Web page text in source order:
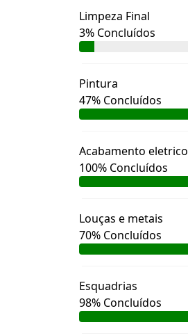
Limpeza Final
3% Concluídos
Pintura
47% Concluídos
Acabamento eletrico
100% Concluídos
Louças e metais
70% Concluídos
Esquadrias
98% Concluídos